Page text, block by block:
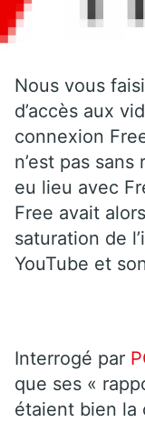
Nous vous
d’accès aux
connexion
n’est pas
eu lieu avec
Free avait
saturation de
YouTube et
Interrogé par
que ses «
étaient bien la